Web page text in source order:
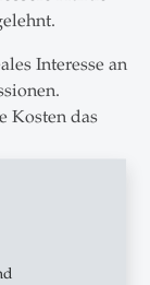
Interesse an
Kosten das